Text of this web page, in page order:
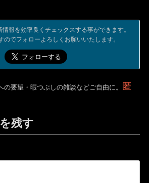
報を効率良くチェックスする事ができます。
のでフォローよろしくお願いいたします。
要望・暇つぶしの雑談などご自由に。
匿
残す